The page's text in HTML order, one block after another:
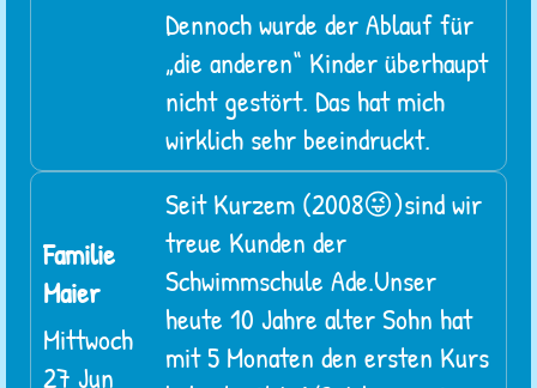
Dennoch wurde der Ablauf für
„die anderen“ Kinder überhaupt
nicht gestört. Das hat mich
wirklich sehr beeindruckt.
Familie
Maier
Mittwoch
27 Jun
Seit Kurzem (2008😜)sind wir
treue Kunden der
Schwimmschule Ade.Unser
heute 10 Jahre alter Sohn hat
mit 5 Monaten den ersten Kurs